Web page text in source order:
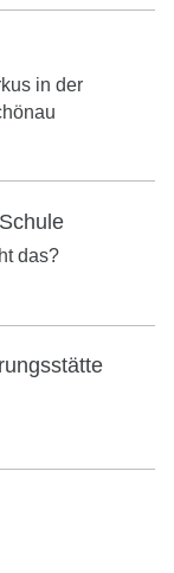
in der
das?